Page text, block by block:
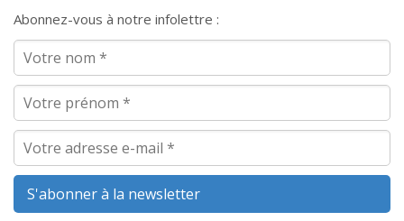
Abonnez-vous à notre infolettre :